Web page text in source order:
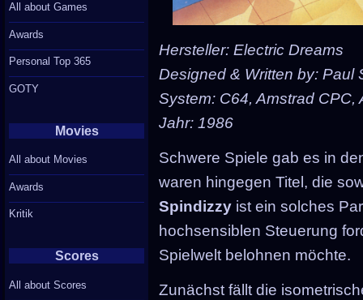
Hersteller: Electric Dreams
Designed & Written by: Paul
System: C64, Amstrad CPC,
Jahr: 1986
Schwere Spiele gab es in
waren hingegen Titel, die
Spindizzy ist ein solches
hochsensiblen Steuerung
Spielwelt belohnen möchte.
Zunächst fällt die
All about Games
Awards
Personal Top 365
GOTY
Movies
All about Movies
Awards
Kritik
Scores
All about Scores